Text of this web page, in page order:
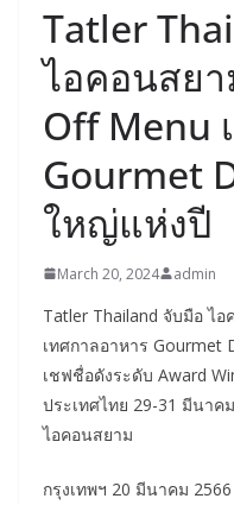
Tatler
ไอคอนสย
Off Menu
Gourmet
ใหญ่แห่งปี
March 20, 2024 admin
Tatler Thailand จับมือ ไ
เทศกาลอาหาร
เชฟชื่อดังระดับ Award
ประเทศไทย 29-31 มีนาค
ไอคอนสยาม
กรุงเทพฯ 20 มีนาคม